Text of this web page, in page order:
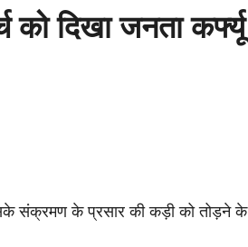
को दिखा जनता कर्फ्यू
संक्रमण के प्रसार की कड़ी को तोड़ने के